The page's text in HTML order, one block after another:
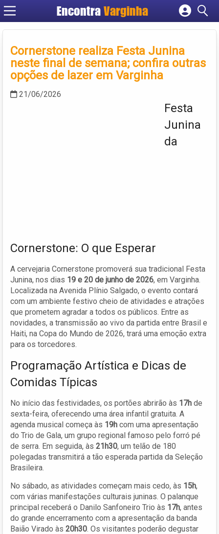
EncontraVarginha
Cadastrar empresa
Criar conta
Cornerstone realiza Festa Junina
neste final de semana; confira outras
opções de lazer em Varginha
21/06/2026
Festa
Junina
da
Cornerstone: O que Esperar
A cervejaria Cornerstone promoverá sua tradicional Festa
Junina, nos dias 19 e 20 de junho de 2026, em Varginha.
Localizada na Avenida Plínio Salgado, o evento contará
com um ambiente festivo cheio de atividades e atrações
que prometem agradar a todos os públicos. Entre as
novidades, a transmissão ao vivo da partida entre Brasil e
Haiti, na Copa do Mundo de 2026, trará uma emoção extra
para os torcedores.
Programação Artística e Dicas de
Comidas Típicas
No início das festividades, os portões abrirão às 17h de
sexta-feira, oferecendo uma área infantil gratuita. A
agenda musical começa às 19h com uma apresentação
do Trio de Gala, um grupo regional famoso pelo forró pé
de serra. Em seguida, às 21h30, um telão de 180
polegadas transmitirá a tão esperada partida da Seleção
Brasileira.
No sábado, as atividades começam mais cedo, às 15h,
com várias manifestações culturais juninas. O palanque
principal receberá o Danilo Sanfoneiro Trio às 17h, antes
do grande encerramento com a apresentação da banda
Baião Virado às 20h30. Os visitantes poderão degustar